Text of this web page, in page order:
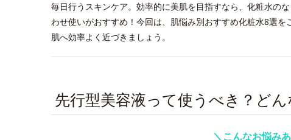
毎日行うスキンケア。効率的に美肌を目指すなら、化粧水の
わせ使いがおすすめ！今回は、肌悩み別おすすめ化粧水8選
肌へ効率よく近づきましょう。
先行型美容液って使うべき？ど
＼こんなお悩み